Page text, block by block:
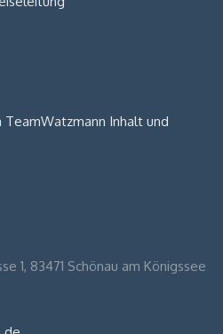
Inhalt und
1, 83471 Schönau am Königssee